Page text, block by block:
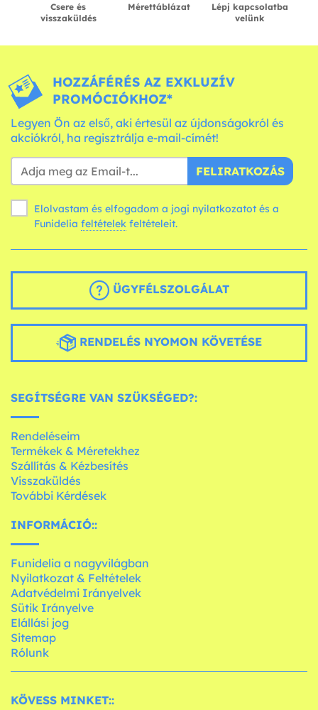
Csere és
visszaküldés
Mérettáblázat
Lépj kapcsolatba
velünk
HOZZÁFÉRÉS AZ EXKLUZÍV
PROMÓCIÓKHOZ*
Legyen Ön az első, aki értesül az újdonságokról és
akciókról, ha regisztrálja e-mail-címét!
FELIRATKOZÁS
Elolvastam és elfogadom a jogi nyilatkozatot és a
Funidelia feltételek feltételeit.
ÜGYFÉLSZOLGÁLAT
RENDELÉS NYOMON KÖVETÉSE
SEGÍTSÉGRE VAN SZÜKSÉGED?:
Rendeléseim
Termékek & Méretekhez
Szállítás & Kézbesítés
Visszaküldés
További Kérdések
INFORMÁCIÓ::
Funidelia a nagyvilágban
Nyilatkozat & Feltételek
Adatvédelmi Irányelvek
Sütik Irányelve
Elállási jog
Sitemap
Rólunk
KÖVESS MINKET::